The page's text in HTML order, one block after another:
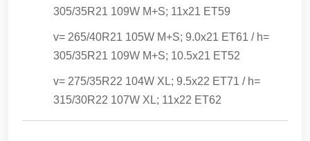
305/35R21 109W M+S; 11x21 ET59
v= 265/40R21 105W M+S; 9.0x21 ET61 / h=
305/35R21 109W M+S; 10.5x21 ET52
v= 275/35R22 104W XL; 9.5x22 ET71 / h=
315/30R22 107W XL; 11x22 ET62